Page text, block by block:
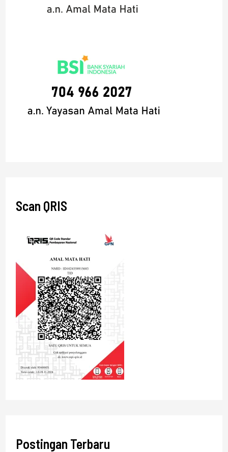
Scan QRIS
Postingan Terbaru